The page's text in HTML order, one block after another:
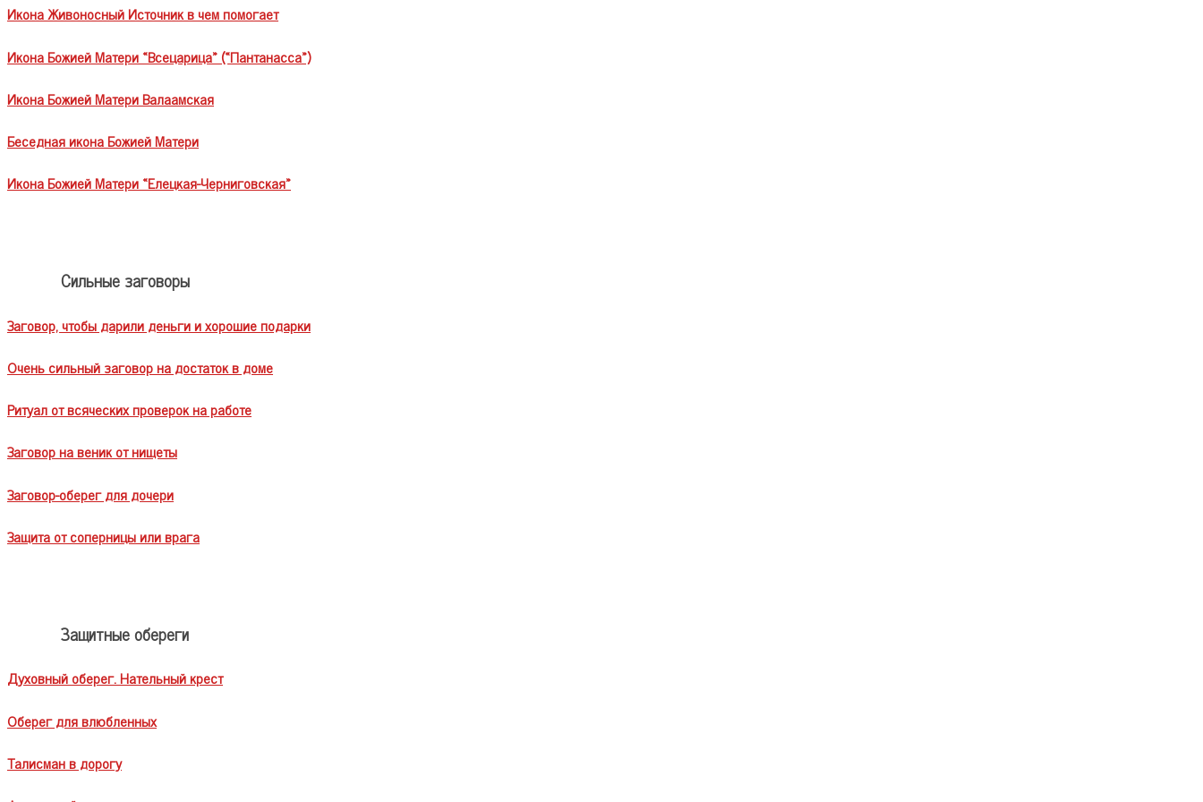
Икона Живоносный Источник в чем помогает
Икона Божией Матери «Всецарица» («Пантанасса»)
Икона Божией Матери Валаамская
Беседная икона Божией Матери
Икона Божией Матери «Елецкая-Черниговская»
Сильные заговоры
Заговор, чтобы дарили деньги и хорошие подарки
Очень сильный заговор на достаток в доме
Ритуал от всяческих проверок на работе
Заговор на веник от нищеты
Заговор-оберег для дочери
Защита от соперницы или врага
Защитные обереги
Духовный оберег. Нательный крест
Оберег для влюбленных
Талисман в дорогу